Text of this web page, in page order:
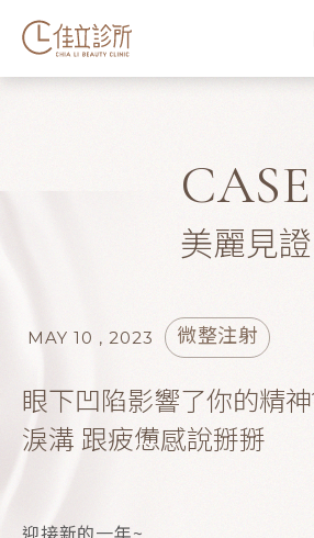
CASE
美麗見證
MAY 10 , 2023 微整注射
眼下凹陷影響了你的精
淚溝 跟疲憊感說掰掰
迎接新的一年~